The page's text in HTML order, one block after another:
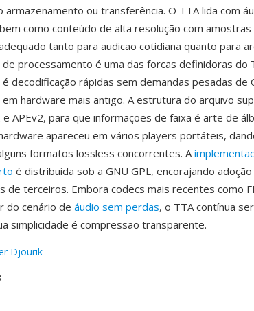
ou transferência. O TTA lida com
como conteúdo de alta resolução com
tanto para audicao cotidiana quanto para
de processamento é uma das forcas definidoras
decodificação rápidas sem demandas pesadas de
hardware mais antigo. A estrutura do arquivo
APEv2, para que informações de faixa é arte de
apareceu em vários players portáteis,
formatos lossless concorrentes. A
é distribuida sob a GNU GPL, encorajando adoção
de terceiros. Embora codecs mais recentes como
do cenário de áudio sem perdas, o TTA contínua
simplicidade é compressão transparente.
Djourik